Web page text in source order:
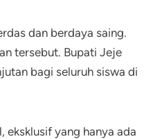
dan berdaya saing.
tersebut. Bupati Jeje
bagi seluruh siswa di
eksklusif yang hanya ada